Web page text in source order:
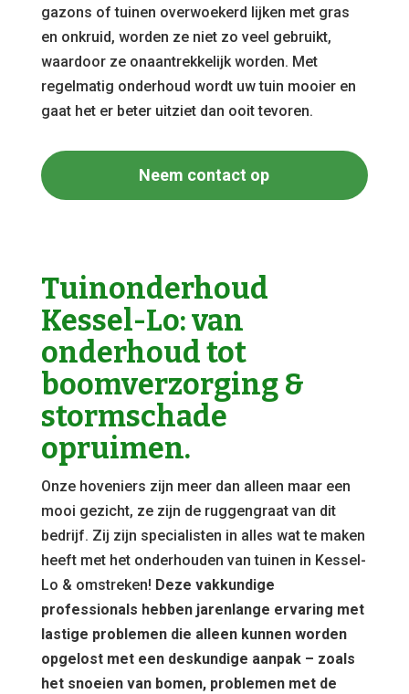
gazons of tuinen overwoekerd lijken met gras
en onkruid, worden ze niet zo veel gebruikt,
waardoor ze onaantrekkelijk worden. Met
regelmatig onderhoud wordt uw tuin mooier en
gaat het er beter uitziet dan ooit tevoren.
Neem contact op
Tuinonderhoud
Kessel-Lo: van
onderhoud tot
boomverzorging &
stormschade
opruimen.
Onze hoveniers zijn meer dan alleen maar een
mooi gezicht, ze zijn de ruggengraat van dit
bedrijf. Zij zijn specialisten in alles wat te maken
heeft met het onderhouden van tuinen in Kessel-
Lo & omstreken! Deze vakkundige
professionals hebben jarenlange ervaring met
lastige problemen die alleen kunnen worden
opgelost met een deskundige aanpak – zoals
het snoeien van bomen, problemen met de